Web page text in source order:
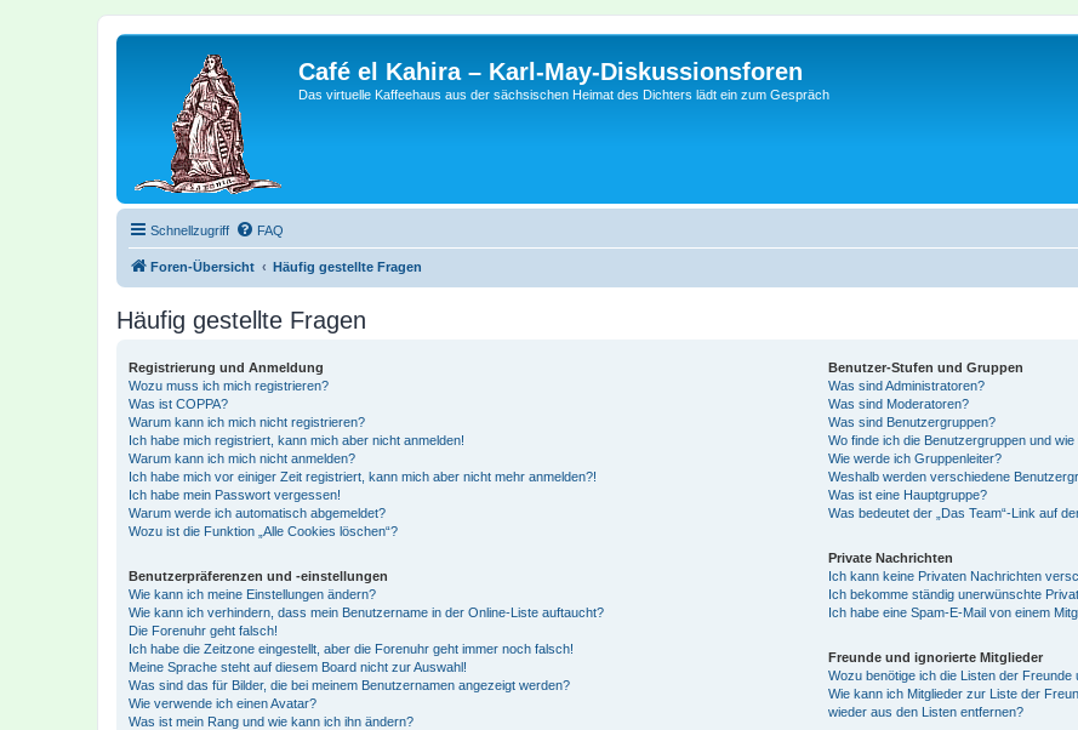
Café el Kahira – Karl-May-Diskussionsforen
Das virtuelle Kaffeehaus aus der sächsischen Heimat des Dichters lädt ein zum Gespräch
Schnellzugriff FAQ
Foren-Übersicht Häufig gestellte Fragen
Häufig gestellte Fragen
Registrierung und Anmeldung
Wozu muss ich mich registrieren?
Was ist COPPA?
Warum kann ich mich nicht registrieren?
Ich habe mich registriert, kann mich aber nicht anmelden!
Warum kann ich mich nicht anmelden?
Ich habe mich vor einiger Zeit registriert, kann mich aber nicht mehr anmelden?!
Ich habe mein Passwort vergessen!
Warum werde ich automatisch abgemeldet?
Wozu ist die Funktion „Alle Cookies löschen“?
Benutzerpräferenzen und -einstellungen
Wie kann ich meine Einstellungen ändern?
Wie kann ich verhindern, dass mein Benutzername in der Online-Liste auftaucht?
Die Forenuhr geht falsch!
Ich habe die Zeitzone eingestellt, aber die Forenuhr geht immer noch falsch!
Meine Sprache steht auf diesem Board nicht zur Auswahl!
Was sind das für Bilder, die bei meinem Benutzernamen angezeigt werden?
Wie verwende ich einen Avatar?
Was ist mein Rang und wie kann ich ihn ändern?
Benutzer-Stufen und Gruppen
Was sind Administratoren?
Was sind Moderatoren?
Was sind Benutzergruppen?
Wo finde ich die Benutzergruppen und
Wie werde ich Gruppenleiter?
Weshalb werden verschiedene
Was ist eine Hauptgruppe?
Was bedeutet der „Das Team“-Link auf
Private Nachrichten
Ich kann keine Privaten Nachrichten
Ich bekomme ständig unerwünschte
Ich habe eine Spam-E-Mail von einem
Freunde und ignorierte Mitglieder
Wozu benötige ich die Listen der Freunde
Wie kann ich Mitglieder zur Liste der
wieder aus den Listen entfernen?